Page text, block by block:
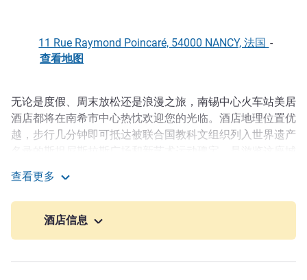
11 Rue Raymond Poincaré, 54000 NANCY, 法国 -
查看地图
描述
无论是度假、周末放松还是浪漫之旅，南锡中心火车站美居
酒店都将在南希市中心热忱欢迎您的光临。酒店地理位置优
越，步行几分钟即可抵达被联合国教科文组织列入世界遗产
获得绿钥匙认证，致力于旅游业的可持续发展。400 平方米
（4,305 平方英尺）的灵活空间，适合举办研讨会和宴会。
酒店地理位置优越，靠近南锡火车站，乘坐公共交通工具十
方便地前往斯坦尼斯拉斯广场 步行只需 10 分钟，即可前往
查看更多
酒店信息